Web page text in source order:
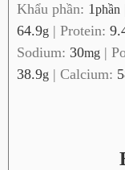
Khẩu phần: 1phần
64.9g | Protein:
Sodium: 30mg |
38.9g | Calcium: